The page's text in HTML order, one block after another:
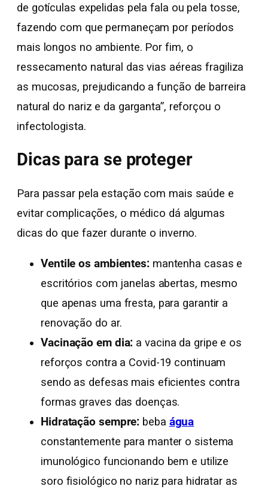
de gotículas expelidas pela fala ou pela tosse,
fazendo com que permaneçam por períodos
mais longos no ambiente. Por fim, o
ressecamento natural das vias aéreas fragiliza
as mucosas, prejudicando a função de barreira
natural do nariz e da garganta”, reforçou o
infectologista.
Dicas para se proteger
Para passar pela estação com mais saúde e
evitar complicações, o médico dá algumas
dicas do que fazer durante o inverno.
Ventile os ambientes:mantenha casas e
escritórios com janelas abertas, mesmo
que apenas uma fresta, para garantir a
renovação do ar.
Vacinação em dia: a vacina da gripe e os
reforços contra a Covid-19 continuam
sendo as defesas mais eficientes contra
formas graves das doenças.
Hidratação sempre: beba água
constantemente para manter o sistema
imunológico funcionando bem e utilize
soro fisiológico no nariz para hidratar as